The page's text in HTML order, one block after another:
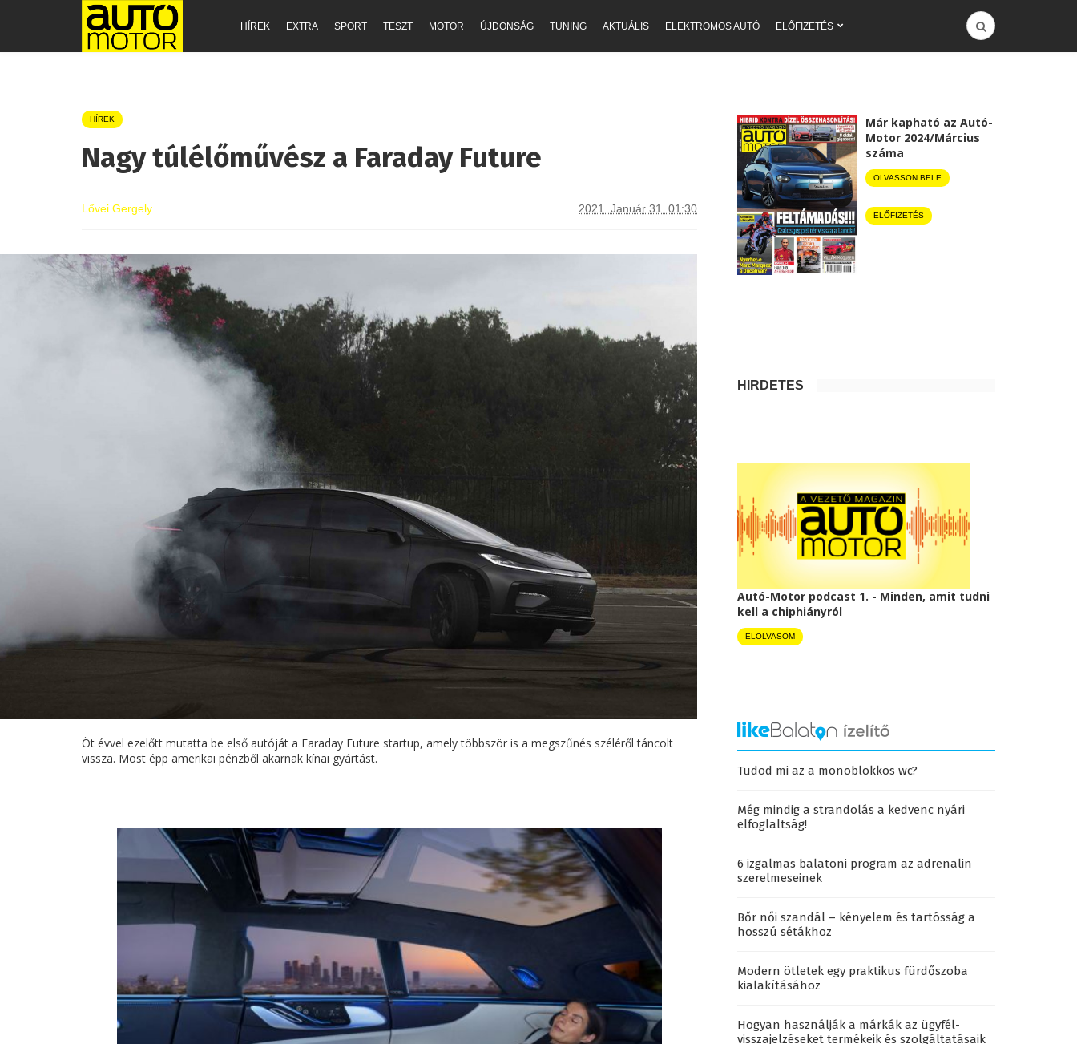
HÍREK EXTRA SPORT TESZT MOTOR ÚJDONSÁG TUNING AKTUÁLIS ELEKTROMOS AUTÓ ELŐFIZETÉS
HÍREK
Nagy túlélőművész a Faraday Future
Lővei Gergely 2021. Január 31. 01:30
Öt évvel ezelőtt mutatta be első autóját a Faraday Future startup, amely többször is a megszűnés széléről táncolt
vissza. Most épp amerikai pénzből akarnak kínai gyártást.
Már kapható az Autó-
Motor 2024/Március
száma
OLVASSON BELE
ELŐFIZETÉS
HIRDETÉS
Autó-Motor podcast 1. - Minden, amit tudni
kell a chiphiányról
ELOLVASOM
Tudod mi az a monoblokkos wc?
Még mindig a strandolás a kedvenc nyári
elfoglaltság!
6 izgalmas balatoni program az adrenalin
szerelmeseinek
Bőr női szandál – kényelem és tartósság a
hosszú sétákhoz
Modern ötletek egy praktikus fürdőszoba
kialakításához
Hogyan használják a márkák az ügyfél-
visszajelzéseket termékeik és szolgáltatásaik